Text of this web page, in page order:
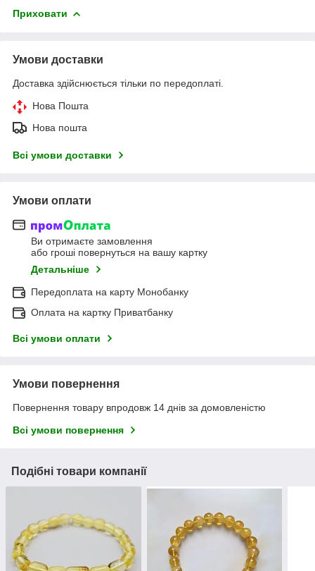
Приховати
Умови доставки
Доставка здійснюється тільки по передоплаті.
Нова Пошта
Нова пошта
Всі умови доставки
Умови оплати
Ви отримаєте замовлення
або гроші повернуться на вашу картку
Детальніше
Передоплата на карту Монобанку
Оплата на картку Приватбанку
Всі умови оплати
Умови повернення
Повернення товару впродовж 14 днів за домовленістю
Всі умови повернення
Подібні товари компанії